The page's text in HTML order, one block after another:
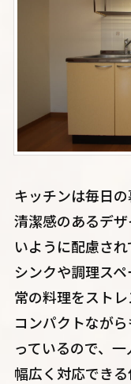
キッチンは毎日の
清潔感のあるデ
いように配慮され
シンクや調理ス
常の料理をストレ
コンパクトなが
っているので、
幅広く対応できる